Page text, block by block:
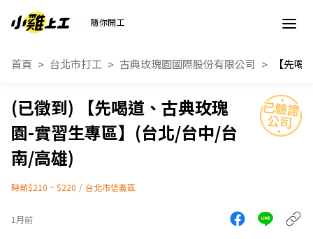
隨你開工
首頁 台北市打工 古典玫瑰園國際股份有限公司
【先喝道、古典玫瑰
園-實習生專區】(台北/台中/台
南/高雄)
時薪$210 ~ $220 / 台北市信義區
1月前